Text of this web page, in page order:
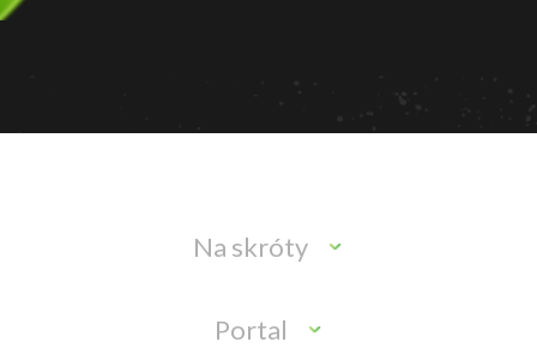
Na skróty
Portal